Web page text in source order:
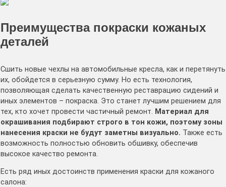
Преимущества покраски кожаных
деталей
Сшить новые чехлы на автомобильные кресла, как и перетянуть
их, обойдется в серьезную сумму. Но есть технология,
позволяющая сделать качественную реставрацию сидений и
иных элементов – покраска. Это станет лучшим решением для
тех, кто хочет провести частичный ремонт. Материал для
окрашивания подбирают строго в тон кожи, поэтому зоны
нанесения краски не будут заметны визуально. Также есть
возможность полностью обновить обшивку, обеспечив
высокое качество ремонта.
Есть ряд иных достоинств применения краски для кожаного
салона: